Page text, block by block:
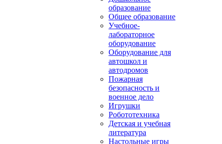
образование
Общее образование
Учебное-
лабораторное
оборудование
Оборудование для
автошкол и
автодромов
Пожарная
безопасность и
военное дело
Игрушки
Робототехника
Детская и учебная
литература
Настольные игры